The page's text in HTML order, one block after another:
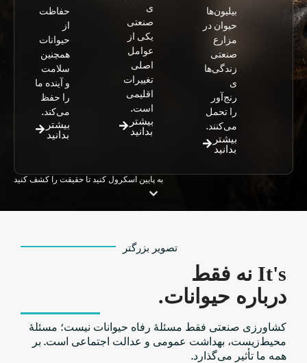
بیلیون‌ها
حیوان در
مزارع
صنعتی
زندگی‌ها
ی
رنج‌آور
را تحمل
می‌کنند.
بیشتر
بدانید
ی
صنعتی
یکی از
عوامل
اصلی
تغییرات
اقلیمی
است.
بیشتر
بدانید
حفاظت
از
حیوانات
همچنین
سلامت
و آینده ما
را حفظ
می‌کند.
بیشتر
بدانید
به پایین اسکرول کنید تا حقیقت را کشف کنید
تصویر بزرگتر
It's نه فقط
درباره حیوانات.
کشاورزی صنعتی فقط مسئلهٔ رفاه حیوانات نیست؛ مسئلهٔ
محیط‌زیست، بهداشت عمومی و عدالت اجتماعی است. بر
همه ما تأثیر می‌گذارد.